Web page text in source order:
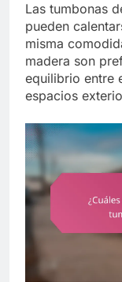
Las tumbonas
pueden
misma
madera son
equilibrio entre
espacios